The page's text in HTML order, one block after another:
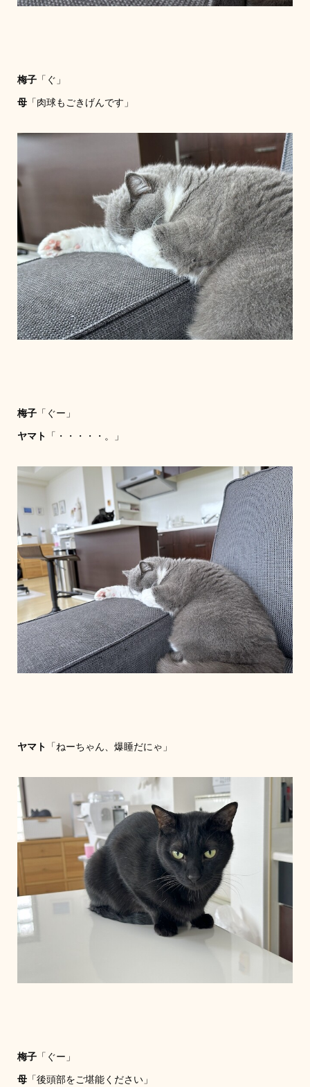
梅子「ぐ」
母「肉球もごきげんです」
梅子「ぐー」
ヤマト 「・・・・・。」
ヤマト 「ねーちゃん、爆睡だにゃ」
梅子「ぐー」
母「後頭部をご堪能ください」